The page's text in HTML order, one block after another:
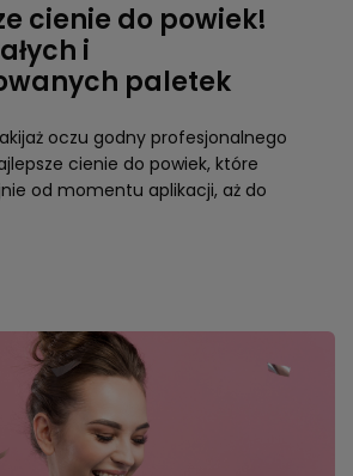
cienie do powiek!
i
paletek
oczu godny profesjonalnego
cienie do powiek, które
od momentu aplikacji, aż do